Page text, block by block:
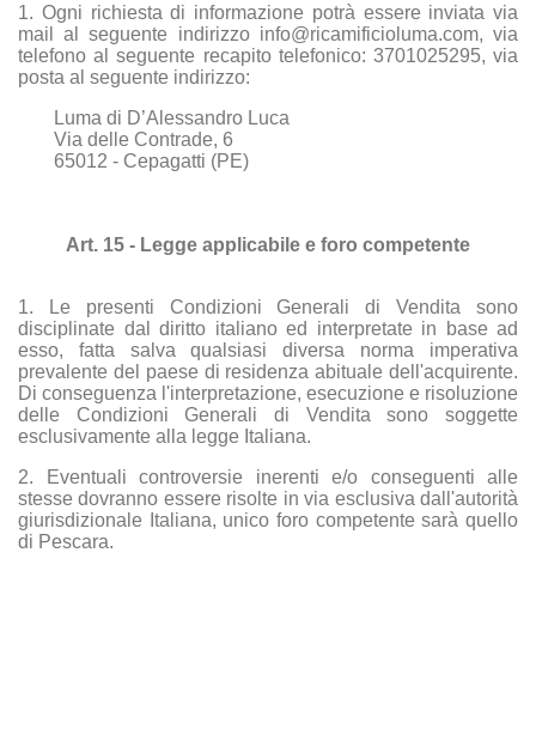
1. Ogni richiesta di informazione potrà essere inviata via
mail al seguente indirizzo info@ricamificioluma.com, via
telefono al seguente recapito telefonico: 3701025295, via
posta al seguente indirizzo:
Luma di D’Alessandro Luca
Via delle Contrade, 6
65012 - Cepagatti (PE)
Art. 15 - Legge applicabile e foro competente
1. Le presenti Condizioni Generali di Vendita sono
disciplinate dal diritto italiano ed interpretate in base ad
esso, fatta salva qualsiasi diversa norma imperativa
prevalente del paese di residenza abituale dell'acquirente.
Di conseguenza l'interpretazione, esecuzione e risoluzione
delle Condizioni Generali di Vendita sono soggette
esclusivamente alla legge Italiana.
2. Eventuali controversie inerenti e/o conseguenti alle
stesse dovranno essere risolte in via esclusiva dall'autorità
giurisdizionale Italiana, unico foro competente sarà quello
di Pescara.